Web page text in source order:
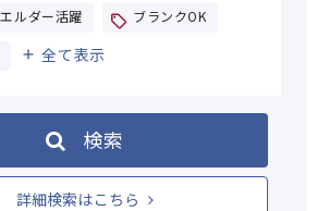
ルダー活躍 ブランクOK
全て表示
検索
詳細検索はこちら